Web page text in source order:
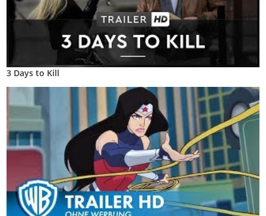
3 Days to Kill